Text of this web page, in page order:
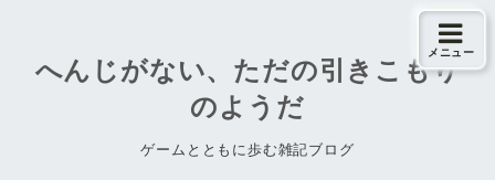
へんじがない、ただの引きこもり
のようだ
ゲームとともに歩む雑記ブログ
メニュー